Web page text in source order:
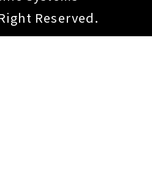
Reserved.